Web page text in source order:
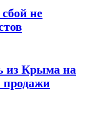
не
из Крыма на
продажи